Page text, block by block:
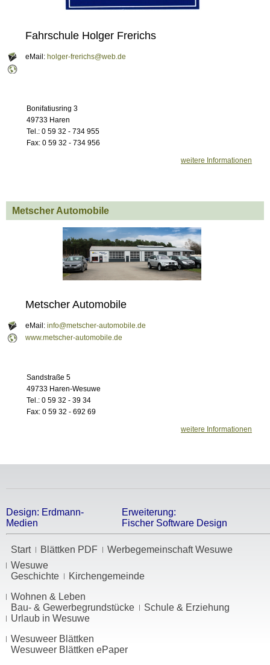
Fahrschule Holger Frerichs
eMail: holger-frerichs@web.de
Bonifatiusring 3
49733 Haren
Tel.: 0 59 32 - 734 955
Fax: 0 59 32 - 734 956
weitere Informationen
Metscher Automobile
Metscher Automobile
eMail: info@metscher-automobile.de
www.metscher-automobile.de
Sandstraße 5
49733 Haren-Wesuwe
Tel.: 0 59 32 - 39 34
Fax: 0 59 32 - 692 69
weitere Informationen
Design: Erdmann-
Medien
Erweiterung:
Fischer Software Design
Start Blättken PDF
Werbegemeinschaft Wesuwe
Wesuwe
Geschichte
Kirchengemeinde
Wohnen & Leben
Bau- & Gewerbegrundstücke
Schule & Erziehung
Urlaub in Wesuwe
Wesuweer Blättken
Wesuweer Blättken ePaper